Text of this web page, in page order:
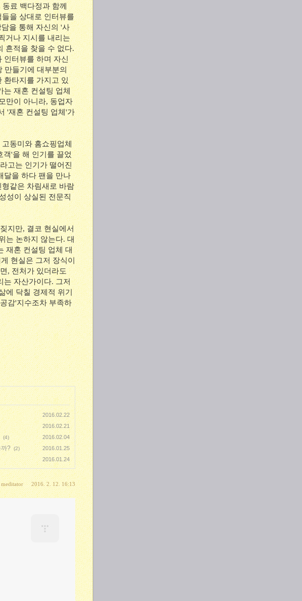
료 백다정과 함께
을 상대로 인터뷰를
을 통해 자신의 '사
거나 지시를 내리는
흔적을 찾을 수 없다.
인터뷰를 하며 자신
만들기에 대부분의
환타지를 가지고 있
는 재혼 컨설팅 업체
만이 아니라, 동업자
'재혼 컨설팅 업체'가
동미와 홈쇼핑업체
객'을 해 인기를 끌었
고는 인기가 떨어진
달을 하다 팬을 만나
같은 차림새로 바람
성이 상실된 전문직
지만, 결코 현실에서
는 논하지 않는다. 대
재혼 컨설팅 업체 대
현실은 그저 장식이
, 전처가 있더라도
는 자산가이다. 그저
에 닥칠 경제적 위기
감'지수조차 부족하
2016.02.22
2016.02.21
(4) 2016.02.04
? (2) 2016.01.25
2016.01.24
meditator 2016. 2. 12. 16:13